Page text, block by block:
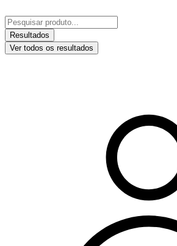
para
o
conteúdo
Pesquisar
...Resultados
Ver todos os resultados